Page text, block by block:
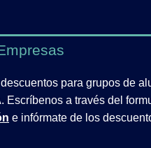
para grupos de
Escríbenos a través del
e infórmate de los